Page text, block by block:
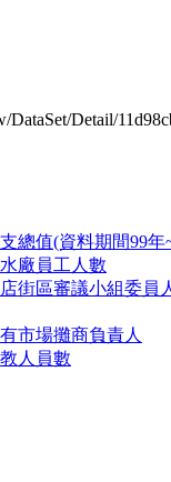
DataSet/Detail/
總值(資料期間99年
廠員工人數
街區審議小組委員
市場攤商負責人
人員數